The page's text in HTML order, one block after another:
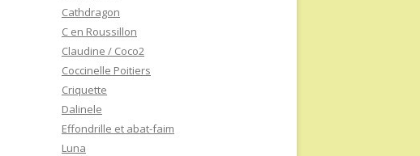
Cathdragon
C en Roussillon
Claudine / Coco2
Coccinelle Poitiers
Criquette
Dalinele
Effondrille et abat-faim
Luna